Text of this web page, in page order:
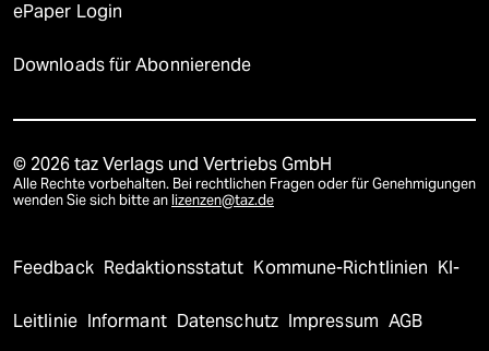
ePaper Login
Downloads für Abonnierende
© 2026 taz Verlags und Vertriebs GmbH
Alle Rechte vorbehalten. Bei rechtlichen Fragen oder für Genehmigungen
wenden Sie sich bitte an lizenzen@taz.de
Feedback Redaktionsstatut Kommune-Richtlinien KI-
Leitlinie Informant Datenschutz Impressum AGB